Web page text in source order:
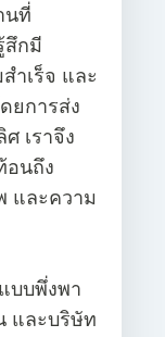
นที่
สึกมี
ำเร็จ และ
ยการส่ง
เราจึง
นถึง
และความ
บบพึ่งพา
และบริษัท